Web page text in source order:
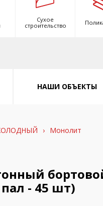
Сухое
строительство
НАШИ ОБЪЕКТЫ
› Монолит
- 45 шт)